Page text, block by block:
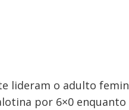
lideram o adulto
por 6×0